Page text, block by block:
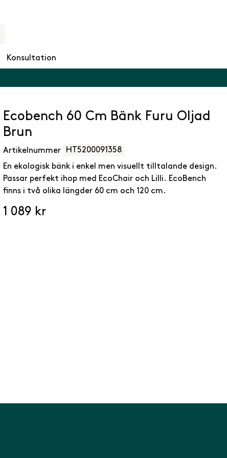
Konsultation
Ecobench 60 Cm Bänk Furu Oljad
Brun
Artikelnummer HT5200091358
En ekologisk bänk i enkel men visuellt tilltalande design.
Passar perfekt ihop med EcoChair och Lilli. EcoBench
finns i två olika längder 60 cm och 120 cm.
1 089 kr